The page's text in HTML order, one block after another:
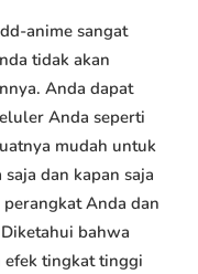
anime sangat
tidak akan
Anda dapat
Anda seperti
mudah untuk
dan kapan saja
Anda dan
bahwa
efek tingkat tinggi